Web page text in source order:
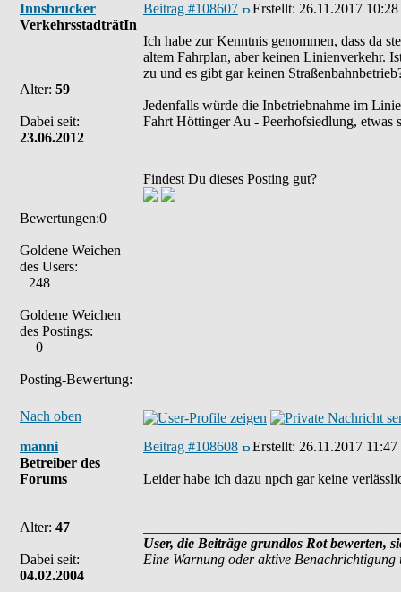
Innsbrucker
VerkehrsstadträtIn
Alter: 59
Dabei seit:
23.06.2012
Bewertungen:0
Goldene Weichen
des Users:
248
Goldene Weichen
des Postings:
0
Posting-Bewertung:
Beitrag #108607 Erstellt: 26.11.2017 10:28
Ich habe zur Kenntnis genommen, dass da
altem Fahrplan, aber keinen Linienverkehr.
zu und es gibt gar keinen
Jedenfalls würde die Inbetriebnahme im
Fahrt Höttinger Au - Peerhofsiedlung, etwas
Findest Du dieses Posting gut?
Nach oben
manni
Betreiber des
Forums
Alter: 47
Dabei seit:
04.02.2004
Beitrag #108608 Erstellt: 26.11.2017 11:47
Leider habe ich dazu npch gar keine
User, die Beiträge grundlos Rot bewerten,
Eine Warnung oder aktive